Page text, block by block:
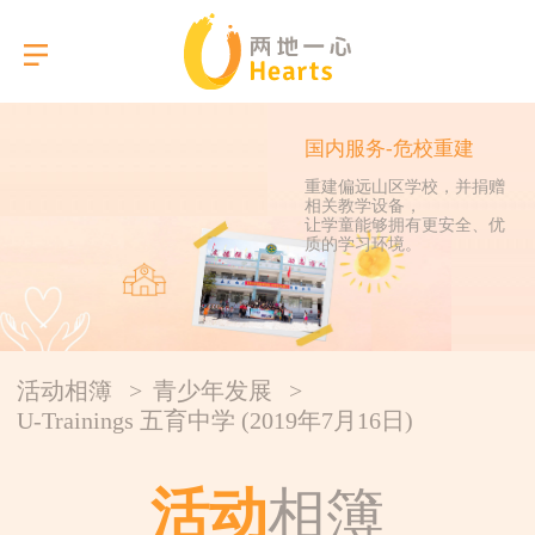
关于我们
本会服务
活动相簿
报告
国内服务-危校重建
重建偏远山区学校，并捐赠
相关教学设备，
让学童能够拥有更安全、优
质的学习环境。
活动相簿 > 青少年发展
>
U-Trainings 五育中学 (2019年7月16日)
活动相簿